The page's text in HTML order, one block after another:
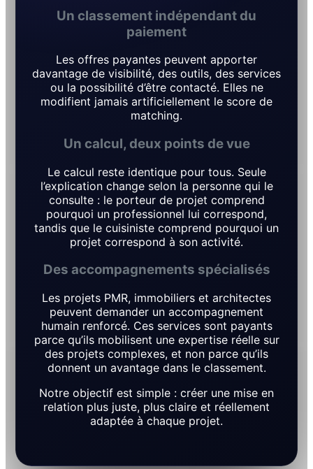
Un classement indépendant du
paiement
Les offres payantes peuvent apporter
davantage de visibilité, des outils, des services
ou la possibilité d’être contacté. Elles ne
modifient jamais artificiellement le score de
matching.
Un calcul, deux points de vue
Le calcul reste identique pour tous. Seule
l’explication change selon la personne qui le
consulte : le porteur de projet comprend
pourquoi un professionnel lui correspond,
tandis que le cuisiniste comprend pourquoi un
projet correspond à son activité.
Des accompagnements spécialisés
Les projets PMR, immobiliers et architectes
peuvent demander un accompagnement
humain renforcé. Ces services sont payants
parce qu’ils mobilisent une expertise réelle sur
des projets complexes, et non parce qu’ils
donnent un avantage dans le classement.
Notre objectif est simple : créer une mise en
relation plus juste, plus claire et réellement
adaptée à chaque projet.